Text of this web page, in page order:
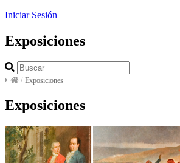
Iniciar Sesión
Exposiciones
/ Exposiciones
Exposiciones